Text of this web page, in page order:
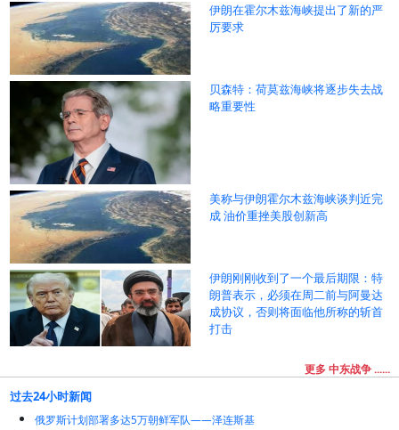
伊朗在霍尔木兹海峡提出了新的严
厉要求
贝森特：荷莫兹海峡将逐步失去战
略重要性
美称与伊朗霍尔木兹海峡谈判近完
成 油价重挫美股创新高
伊朗刚刚收到了一个最后期限：特
朗普表示，必须在周二前与阿曼达
成协议，否则将面临他所称的斩首
打击
更多 中东战争 ......
过去24小时新闻
俄罗斯计划部署多达5万朝鲜军队——泽连斯基